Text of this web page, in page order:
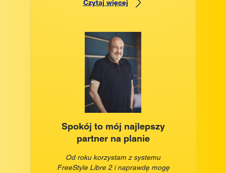
Czytaj więcej
Spokój to mój najlepszy
partner na planie
Od roku korzystam z systemu
FreeStyle Libre 2 i naprawdę mogę